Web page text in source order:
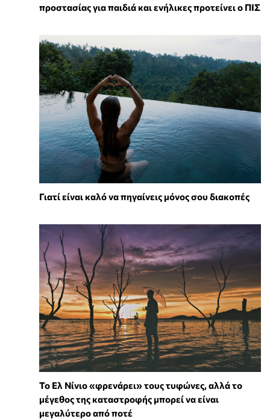
προστασίας για παιδιά και ενήλικες προτείνει ο ΠΙΣ
Γιατί είναι καλό να πηγαίνεις μόνος σου διακοπές
Το Ελ Νίνιο «φρενάρει» τους τυφώνες, αλλά το
μέγεθος της καταστροφής μπορεί να είναι
μεγαλύτερο από ποτέ